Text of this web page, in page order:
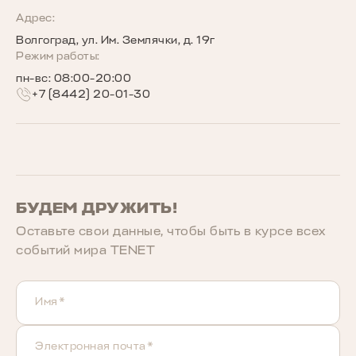
Программы страхования
Запись на сервис
Сообщество владельцев TENET
Беговое сообщество TENET
БУДЕМ ДРУЖИТЬ!
Оставьте свои данные, чтобы быть в курcе всех
событий мира TENET
Имя*
Электронная почта*
Адрес:
Волгоград, ул. Им. Землячки, д. 19г
Режим работы:
пн-вс: 08:00-20:00
+7 (8442) 20-01-30